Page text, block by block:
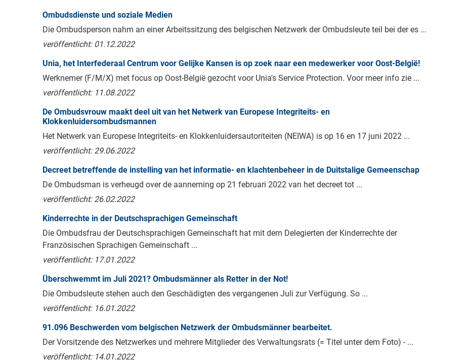
Ombudsdienste und soziale Medien
Die Ombudsperson nahm an einer Arbeitssitzung des belgischen Netzwerk der Ombudsleute teil bei der es ...
veröffentlicht: 01.12.2022
Unia, het Interfederaal Centrum voor Gelijke Kansen is op zoek naar een medewerker voor Oost-België!
Werknemer (F/M/X) met focus op Oost-België gezocht voor Unia's Service Protection. Voor meer info zie ...
veröffentlicht: 11.08.2022
De Ombudsvrouw maakt deel uit van het Netwerk van Europese Integriteits- en
Klokkenluidersombudsmannen
Het Netwerk van Europese Integriteits- en Klokkenluidersautoriteiten (NEIWA) is op 16 en 17 juni 2022 ...
veröffentlicht: 29.06.2022
Decreet betreffende de instelling van het informatie- en klachtenbeheer in de Duitstalige Gemeenschap
De Ombudsman is verheugd over de aanneming op 21 februari 2022 van het decreet tot ...
veröffentlicht: 26.02.2022
Kinderrechte in der Deutschsprachigen Gemeinschaft
Die Ombudsfrau der Deutschsprachigen Gemeinschaft hat mit dem Delegierten der Kinderrechte der
Französischen Sprachigen Gemeinschaft ...
veröffentlicht: 17.01.2022
Überschwemmt im Juli 2021? Ombudsmänner als Retter in der Not!
Die Ombudsleute stehen auch den Geschädigten des vergangenen Juli zur Verfügung. So ...
veröffentlicht: 16.01.2022
91.096 Beschwerden vom belgischen Netzwerk der Ombudsmänner bearbeitet.
Der Vorsitzende des Netzwerkes und mehrere Mitglieder des Verwaltungsrats (= Titel unter dem Foto) - ...
veröffentlicht: 14.01.2022